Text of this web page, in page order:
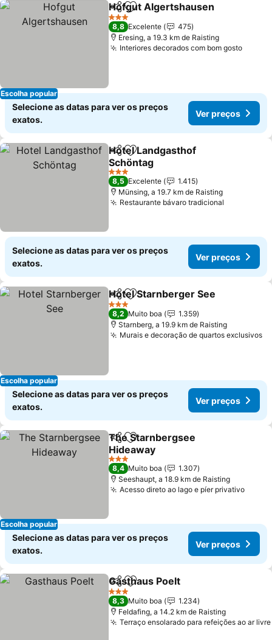
Escolha popular
PartilharAdicionar aos favoritos
Hofgut Algertshausen
3 Estrelas
8,8 Excelente
475
Eresing, a 19.3 km de Raisting
Interiores decorados com bom gosto
Selecione as datas para ver os preços
exatos.
Ver preços
PartilharAdicionar aos favoritos
Hotel Landgasthof
Schöntag
3 Estrelas
8,5 Excelente
1.415
Münsing, a 19.7 km de Raisting
Restaurante bávaro tradicional
Selecione as datas para ver os preços
exatos.
Ver preços
Escolha popular
PartilharAdicionar aos favoritos
Hotel Starnberger See
3 Estrelas
8,2 Muito boa
1.359
Starnberg, a 19.9 km de Raisting
Murais e decoração de quartos exclusivos
Selecione as datas para ver os preços
exatos.
Ver preços
Escolha popular
PartilharAdicionar aos favoritos
The Starnbergsee
Hideaway
3 Estrelas
8,4 Muito boa
1.307
Seeshaupt, a 18.9 km de Raisting
Acesso direto ao lago e píer privativo
Selecione as datas para ver os preços
exatos.
Ver preços
PartilharAdicionar aos favoritos
Gasthaus Poelt
3 Estrelas
8,3 Muito boa
1.234
Feldafing, a 14.2 km de Raisting
Terraço ensolarado para refeições ao ar livre